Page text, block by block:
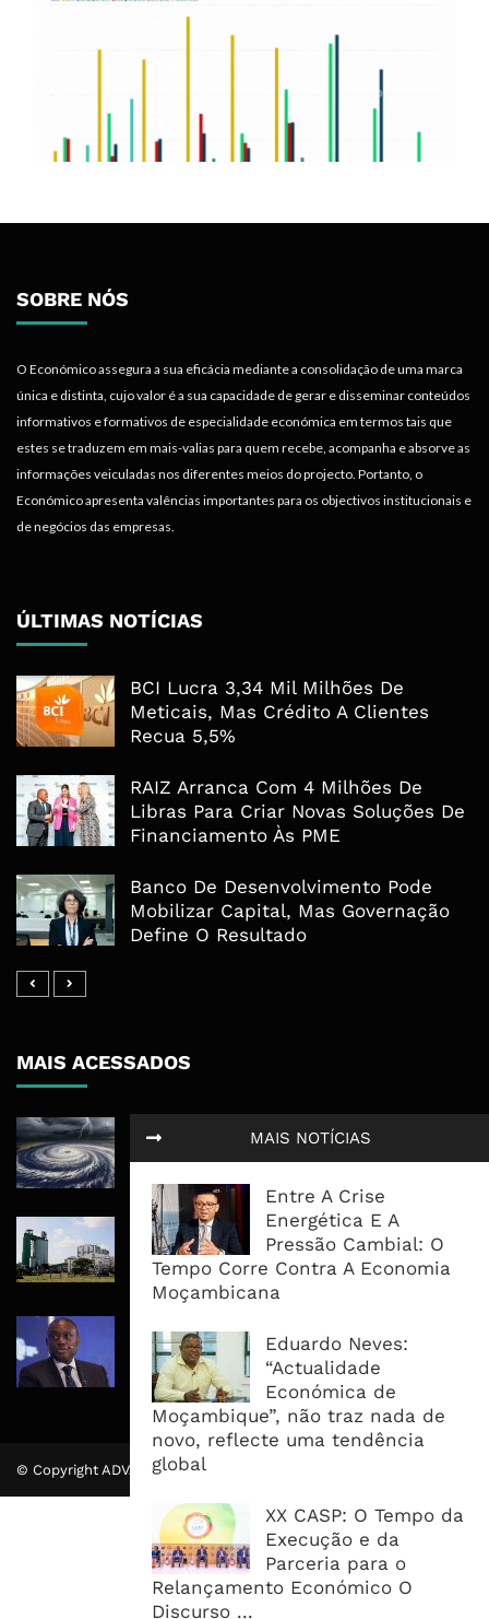
MAIS NOTÍCIAS
Entre A Crise
Energética E A
Pressão Cambial: O
Tempo Corre Contra A Economia
Moçambicana
Eduardo Neves:
“Actualidade
Económica de
Moçambique”, não traz nada de
novo, reflecte uma tendência
global
XX CASP: O Tempo da
Execução e da
Parceria para o
Relançamento Económico O
Discurso ...
SOBRE NÓS
O Económico assegura a sua eficácia mediante a consolidação de uma marca
única e distinta, cujo valor é a sua capacidade de gerar e disseminar conteúdos
informativos e formativos de especialidade económica em termos tais que
estes se traduzem em mais-valias para quem recebe, acompanha e absorve as
informações veiculadas nos diferentes meios do projecto. Portanto, o
Económico apresenta valências importantes para os objectivos institucionais e
de negócios das empresas.
ÚLTIMAS NOTÍCIAS
BCI Lucra 3,34 Mil Milhões De
Meticais, Mas Crédito A Clientes
Recua 5,5%
RAIZ Arranca Com 4 Milhões De
Libras Para Criar Novas Soluções De
Financiamento Às PME
Banco De Desenvolvimento Pode
Mobilizar Capital, Mas Governação
Define O Resultado
MAIS ACESSADOS
Tempestade Tropical GEZANI Poderá
Governo admite nova operadora
para a Mozal após suspensão das
operações
CEO do Standard Bank pede ao
Governo que “saia do caminho” e
facilite os negócios
© Copyright ADVALUE. Todos Direitos Reservados.